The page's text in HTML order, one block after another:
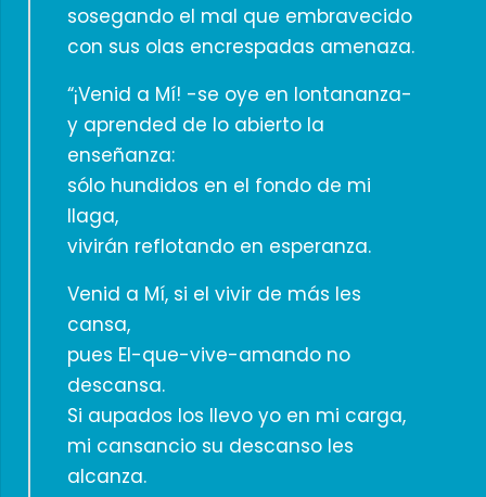
sosegando el mal que embravecido
con sus olas encrespadas amenaza.
“¡Venid a Mí! -se oye en lontananza-
y aprended de lo abierto la
enseñanza:
sólo hundidos en el fondo de mi
llaga,
vivirán reflotando en esperanza.
Venid a Mí, si el vivir de más les
cansa,
pues El-que-vive-amando no
descansa.
Si aupados los llevo yo en mi carga,
mi cansancio su descanso les
alcanza.